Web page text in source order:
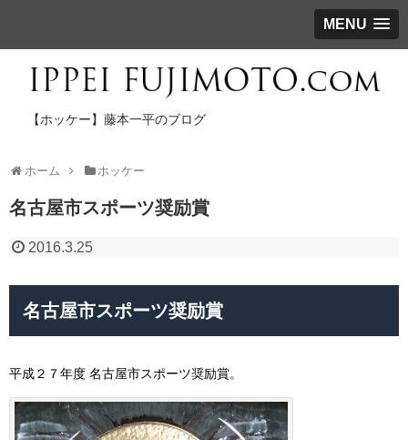
MENU
【ホッケー】藤本一平のブログ
ホーム ホッケー
名古屋市スポーツ奨励賞
2016.3.25
名古屋市スポーツ奨励賞
平成２７年度 名古屋市スポーツ奨励賞。